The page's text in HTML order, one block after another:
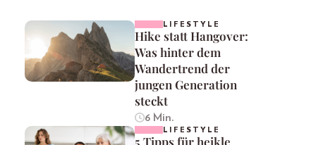
LIFESTYLE
Hike statt Hangover:
Was hinter dem
Wandertrend der
jungen Generation
steckt
6 Min.
LIFESTYLE
5 Tipps für heikle